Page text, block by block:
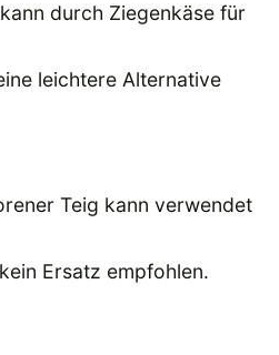
durch Ziegenkäse für
leichtere Alternative
Teig kann verwendet
Ersatz empfohlen.